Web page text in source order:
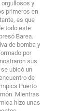
y
primeros en
es que
todo este
Barea.
de bomba y
por
sus
ubicó un
de
Puerto
Mientras
hizo unas